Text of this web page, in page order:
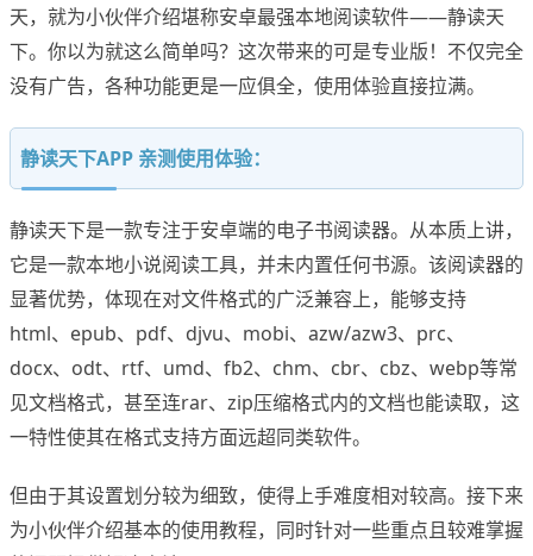
天，就为小伙伴介绍堪称安卓最强本地阅读软件——静读天
下。你以为就这么简单吗？这次带来的可是专业版！不仅完全
没有广告，各种功能更是一应俱全，使用体验直接拉满。
静读天下APP 亲测使用体验：
静读天下是一款专注于安卓端的电子书阅读器。从本质上讲，
它是一款本地小说阅读工具，并未内置任何书源。该阅读器的
显著优势，体现在对文件格式的广泛兼容上，能够支持
html、epub、pdf、djvu、mobi、azw/azw3、prc、
docx、odt、rtf、umd、fb2、chm、cbr、cbz、webp等常
见文档格式，甚至连rar、zip压缩格式内的文档也能读取，这
一特性使其在格式支持方面远超同类软件。
但由于其设置划分较为细致，使得上手难度相对较高。接下来
为小伙伴介绍基本的使用教程，同时针对一些重点且较难掌握